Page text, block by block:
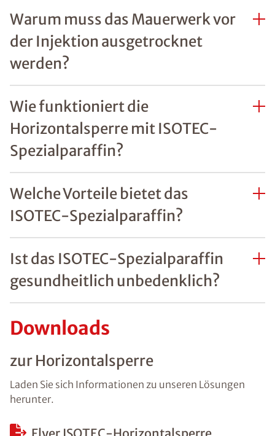
Warum muss das Mauerwerk vor
der Injektion ausgetrocknet
werden?
Wie funktioniert die
Horizontalsperre mit ISOTEC-
Spezialparaffin?
Welche Vorteile bietet das
ISOTEC-Spezialparaffin?
Ist das ISOTEC-Spezialparaffin
gesundheitlich unbedenklich?
Downloads
zur Horizontalsperre
Laden Sie sich Informationen zu unseren Lösungen
herunter.